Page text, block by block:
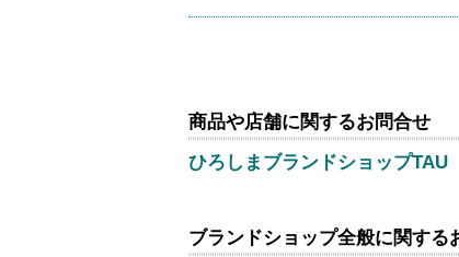
商品や店舗に関するお問合せ
ひろしまブランドショップTAU
ブランドショップ全般に関する